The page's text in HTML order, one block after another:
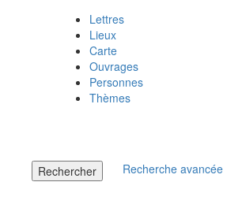
Lettres
Lieux
Carte
Ouvrages
Personnes
Thèmes
Rechercher Recherche avancée